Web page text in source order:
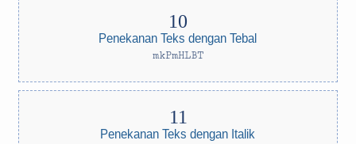
Penekanan Teks dengan Tebal
mkPmHLBT
Penekanan Teks dengan Italik